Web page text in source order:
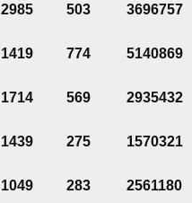
2985 503 3696757
1419 774 5140869
1714 569 2935432
1439 275 1570321
1049 283 2561180